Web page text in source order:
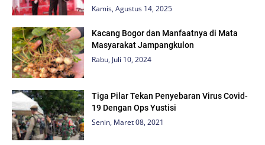
Kamis, Agustus 14, 2025
Kacang Bogor dan Manfaatnya di Mata
Masyarakat Jampangkulon
Rabu, Juli 10, 2024
Tiga Pilar Tekan Penyebaran Virus Covid-
19 Dengan Ops Yustisi
Senin, Maret 08, 2021